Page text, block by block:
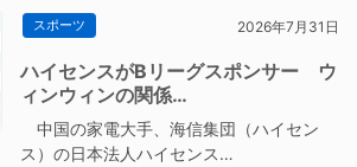
スポーツ 2026年7月31日
ハイセンスがBリーグスポンサー ウ
ィンウィンの関係…
中国の家電大手、海信集団（ハイセン
ス）の日本法人ハイセンス…